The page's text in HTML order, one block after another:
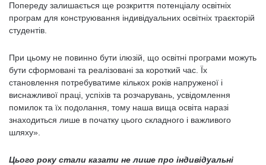
Попереду залишається ще розкриття потенціалу освітніх
програм для конструювання індивідуальних освітніх траєкторій
студентів.
При цьому не повинно бути ілюзій, що освітні програми можуть
бути сформовані та реалізовані за короткий час. Їх
становлення потребуватиме кількох років напруженої і
виснажливої праці, успіхів та розчарувань, усвідомлення
помилок та їх подолання, тому наша вища освіта наразі
знаходиться лише в початку цього складного і важливого
шляху».
Цього року стали казати не лише про індивідуальні